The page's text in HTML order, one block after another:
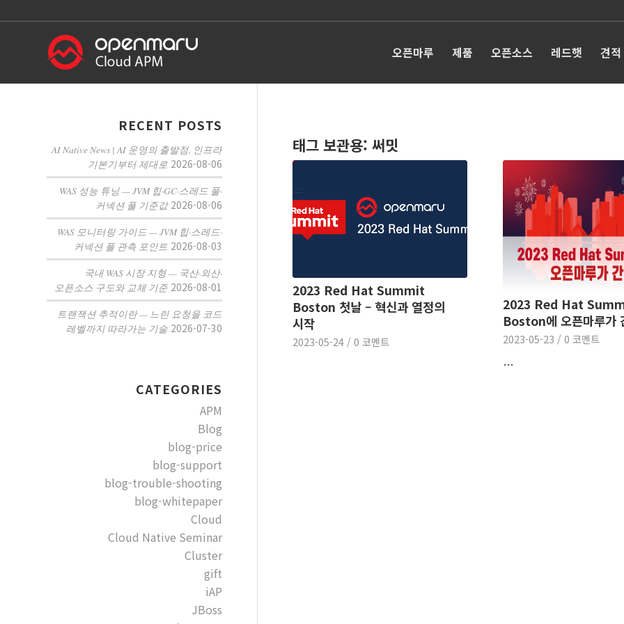
오픈마루 제품 오픈소스 레드햇 견
태그 보관용: 써밋
2023 Red Hat Summit
Boston 첫날 – 혁신과 열정의
시작
2023-05-24 / 0 코멘트
2023 Red Hat
Boston에 오픈마루가
2023-05-23 / 0 코멘트
…
RECENT POSTS
AI Native News | AI 운영의 출발점, 인프라
기본기부터 제대로 2026-08-06
WAS 성능 튜닝 — JVM 힙·GC·스레드 풀·
커넥션 풀 기준값 2026-08-06
WAS 모니터링 가이드 — JVM 힙·스레드·
커넥션 풀 관측 포인트 2026-08-03
국내 WAS 시장 지형 — 국산·외산·
오픈소스 구도와 교체 기준 2026-08-01
트랜잭션 추적이란 — 느린 요청을 코드
레벨까지 따라가는 기술 2026-07-30
CATEGORIES
APM
Blog
blog-price
blog-support
blog-trouble-shooting
blog-whitepaper
Cloud
Cloud Native Seminar
Cluster
gift
iAP
JBoss